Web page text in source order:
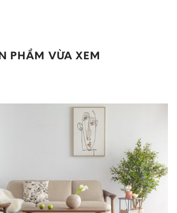
PHẨM VỪA XEM